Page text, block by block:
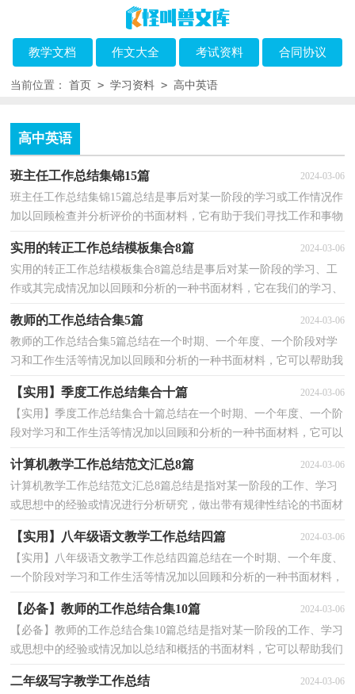
教学文档 作文大全 考试资料 合同协议
当前位置： 首页 > 学习资料 > 高中英语
高中英语
班主任工作总结集锦15篇 2024-03-06
班主任工作总结集锦15篇总结是事后对某一阶段的学习或工作情况作
加以回顾检查并分析评价的书面材料，它有助于我们寻找工作和事物
实用的转正工作总结模板集合8篇 2024-03-06
实用的转正工作总结模板集合8篇总结是事后对某一阶段的学习、工
作或其完成情况加以回顾和分析的一种书面材料，它在我们的学习、
教师的工作总结合集5篇 2024-03-06
教师的工作总结合集5篇总结在一个时期、一个年度、一个阶段对学
习和工作生活等情况加以回顾和分析的一种书面材料，它可以帮助我
【实用】季度工作总结集合十篇 2024-03-06
【实用】季度工作总结集合十篇总结在一个时期、一个年度、一个阶
段对学习和工作生活等情况加以回顾和分析的一种书面材料，它可以
计算机教学工作总结范文汇总8篇 2024-03-06
计算机教学工作总结范文汇总8篇总结是指对某一阶段的工作、学习
或思想中的经验或情况进行分析研究，做出带有规律性结论的书面材
【实用】八年级语文教学工作总结四篇 2024-03-06
【实用】八年级语文教学工作总结四篇总结在一个时期、一个年度、
一个阶段对学习和工作生活等情况加以回顾和分析的一种书面材料，
【必备】教师的工作总结合集10篇 2024-03-06
【必备】教师的工作总结合集10篇总结是指对某一阶段的工作、学习
或思想中的经验或情况加以总结和概括的书面材料，它可以帮助我们
二年级写字教学工作总结 2024-03-06